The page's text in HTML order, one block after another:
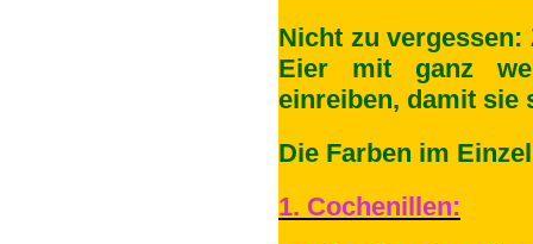
Nicht zu vergessen:
Eier mit ganz
einreiben, damit sie
Die Farben im
1. Cochenillen: